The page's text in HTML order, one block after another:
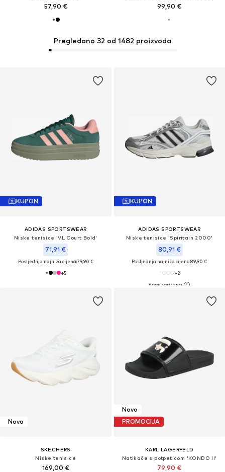
57,90 € 99,90 €
KUPON
ADIDAS SPORTSWEAR
Niske tenisice 'VL Court Bold'
71,91 €
Posljednja najniža cijena:79,90 €
+5
Pregledano 32 od 1482 proizvoda
KUPON
ADIDAS SPORTSWEAR
Niske tenisice 'Spiritain 2000'
80,91 €
Posljednja najniža cijena:89,90 €
+2
Novo
SKECHERS
Niske tenisice
169,00 €
Novo
PROMOCIJA
KARL LAGERFELD
Natikače s potpeticom 'KONDO II'
79,90 €